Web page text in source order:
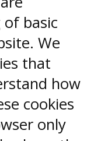
basic
We
that
how
cookies
only